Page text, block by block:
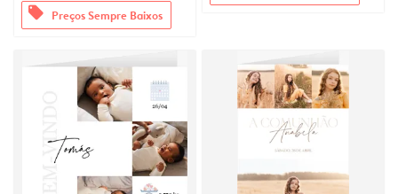
offers Preços Sempre Baixos